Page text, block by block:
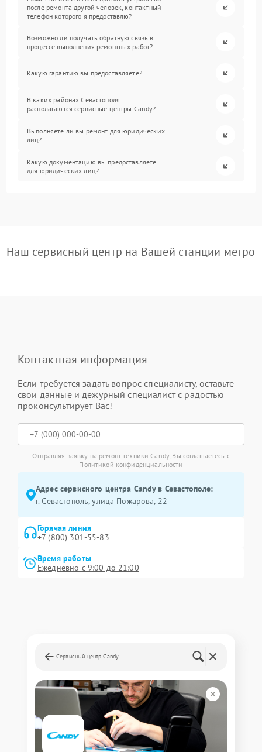
после ремонта другой человек, контактный
телефон которого я предоставлю?
Возможно ли получать обратную связь в
процессе выполнения ремонтных работ?
Какую гарантию вы предоставляете?
В каких районах Севастополя
располагаются сервисные центры Candy?
Выполняете ли вы ремонт для юридических
лиц?
Какую документацию вы предоставляете
для юридических лиц?
Наш сервисный центр на Вашей станции метро
Контактная информация
Если требуется задать вопрос специалисту, оставьте
свои данные и дежурный специалист с радостью
проконсультирует Вас!
Отправляя заявку на ремонт техники Candy, Вы соглашаетесь с
Политикой конфиденциальности
Адрес сервисного центра Candy в Севастополе:
г. Севастополь, улица Пожарова, 22
Горячая линия
+7 (800) 301-55-83
Время работы
Ежедневно с 9:00 до 21:00
Сервисный центр Candy